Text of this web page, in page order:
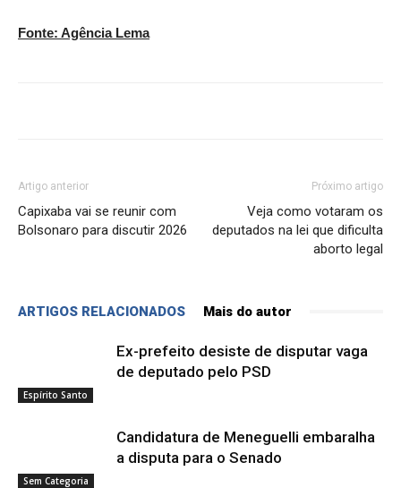
Fonte: Agência Lema
Artigo anterior
Capixaba vai se reunir com
Bolsonaro para discutir 2026
Próximo artigo
Veja como votaram os
deputados na lei que dificulta
aborto legal
ARTIGOS RELACIONADOS Mais do autor
Espírito Santo
Ex-prefeito desiste de disputar vaga
de deputado pelo PSD
Sem Categoria
Candidatura de Meneguelli embaralha
a disputa para o Senado